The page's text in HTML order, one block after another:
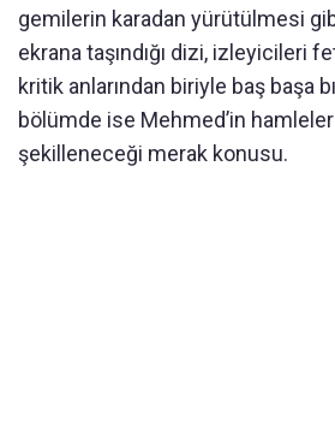
gemilerin karadan yürütülmesi
ekrana taşındığı dizi, izleyicileri
kritik anlarından biriyle baş başa
bölümde ise Mehmed’in
şekilleneceği merak konusu.